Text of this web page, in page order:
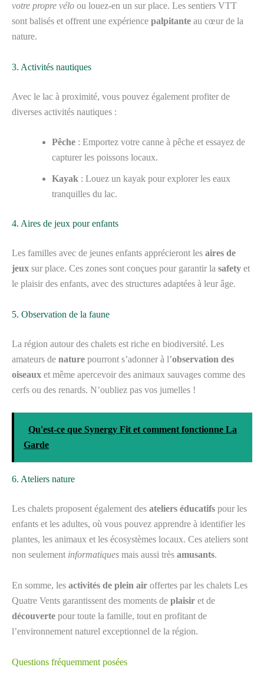
votre propre vélo ou louez-en un sur place. Les sentiers VTT
sont balisés et offrent une expérience palpitante au cœur de la
nature.
3. Activités nautiques
Avec le lac à proximité, vous pouvez également profiter de
diverses activités nautiques :
Pêche : Emportez votre canne à pêche et essayez de
capturer les poissons locaux.
Kayak : Louez un kayak pour explorer les eaux
tranquilles du lac.
4. Aires de jeux pour enfants
Les familles avec de jeunes enfants apprécieront les aires de
jeux sur place. Ces zones sont conçues pour garantir la safety et
le plaisir des enfants, avec des structures adaptées à leur âge.
5. Observation de la faune
La région autour des chalets est riche en biodiversité. Les
amateurs de nature pourront s’adonner à l’observation des
oiseaux et même apercevoir des animaux sauvages comme des
cerfs ou des renards. N’oubliez pas vos jumelles !
Qu'est-ce que Synergy Fit et comment fonctionne La
Garde
6. Ateliers nature
Les chalets proposent également des ateliers éducatifs pour les
enfants et les adultes, où vous pouvez apprendre à identifier les
plantes, les animaux et les écosystèmes locaux. Ces ateliers sont
non seulement informatiques mais aussi très amusants.
En somme, les activités de plein air offertes par les chalets Les
Quatre Vents garantissent des moments de plaisir et de
découverte pour toute la famille, tout en profitant de
l’environnement naturel exceptionnel de la région.
Questions fréquemment posées